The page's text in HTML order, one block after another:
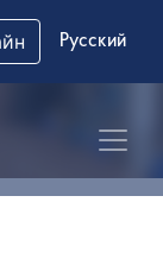
Русский